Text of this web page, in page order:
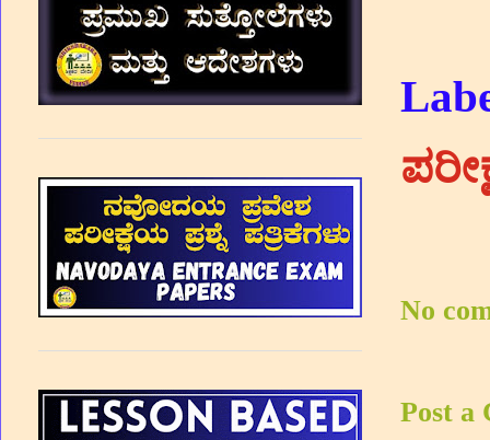
No
Post a